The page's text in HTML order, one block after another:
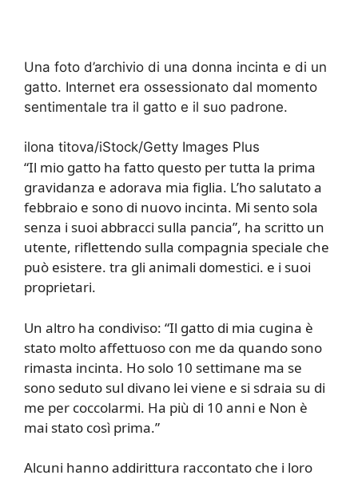
Una foto d’archivio di una donna incinta e di un
gatto. Internet era ossessionato dal momento
sentimentale tra il gatto e il suo padrone.
ilona titova/iStock/Getty Images Plus
“Il mio gatto ha fatto questo per tutta la prima
gravidanza e adorava mia figlia. L’ho salutato a
febbraio e sono di nuovo incinta. Mi sento sola
senza i suoi abbracci sulla pancia”, ha scritto un
utente, riflettendo sulla compagnia speciale che
può esistere. tra gli animali domestici. e i suoi
proprietari.
Un altro ha condiviso: “Il gatto di mia cugina è
stato molto affettuoso con me da quando sono
rimasta incinta. Ho solo 10 settimane ma se
sono seduto sul divano lei viene e si sdraia su di
me per coccolarmi. Ha più di 10 anni e Non è
mai stato così prima.”
Alcuni hanno addirittura raccontato che i loro